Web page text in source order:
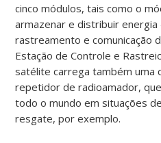
cinco módulos, tais como o
armazenar e distribuir energia
rastreamento e comunicação
Estação de Controle e
satélite carrega também uma
repetidor de radioamador,
todo o mundo em situações
resgate, por exemplo.